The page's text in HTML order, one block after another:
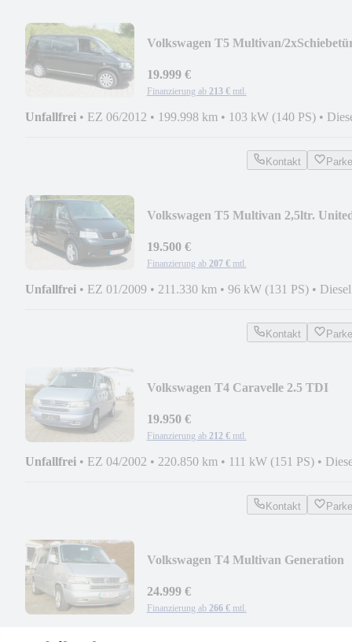
Volkswagen T5 Multivan/
19.999 €
Finanzierung ab 213 € mtl.
Unfallfrei • EZ 06/2012 • 199.998 km • 103 kW (140 PS) •
Kontakt
Volkswagen T5 Multivan 2,5ltr.
19.500 €
Finanzierung ab 207 € mtl.
Unfallfrei • EZ 01/2009 • 211.330 km • 96 kW (131 PS) • Diesel
Kontakt
Volkswagen T4 Caravelle 2.5 TDI
19.950 €
Finanzierung ab 212 € mtl.
Unfallfrei • EZ 04/2002 • 220.850 km • 111 kW (151 PS) •
Kontakt
Volkswagen T4 Multivan Generation
24.999 €
Finanzierung ab 266 € mtl.